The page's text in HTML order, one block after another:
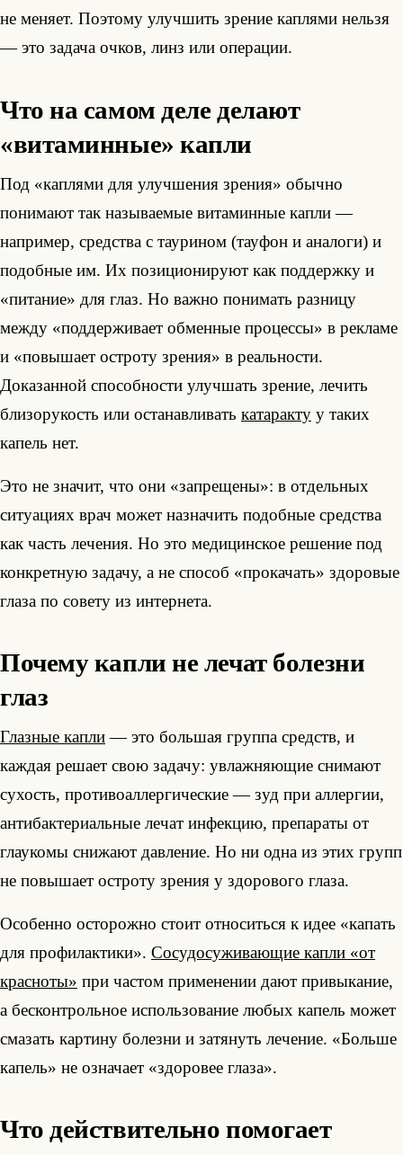
не меняет. Поэтому улучшить зрение каплями нельзя
— это задача очков, линз или операции.
Что на самом деле делают
«витаминные» капли
Под «каплями для улучшения зрения» обычно
понимают так называемые витаминные капли —
например, средства с таурином (тауфон и аналоги) и
подобные им. Их позиционируют как поддержку и
«питание» для глаз. Но важно понимать разницу
между «поддерживает обменные процессы» в рекламе
и «повышает остроту зрения» в реальности.
Доказанной способности улучшать зрение, лечить
близорукость или останавливать катаракту у таких
капель нет.
Это не значит, что они «запрещены»: в отдельных
ситуациях врач может назначить подобные средства
как часть лечения. Но это медицинское решение под
конкретную задачу, а не способ «прокачать» здоровые
глаза по совету из интернета.
Почему капли не лечат болезни
глаз
Глазные капли— это большая группа средств, и
каждая решает свою задачу: увлажняющие снимают
сухость, противоаллергические — зуд при аллергии,
антибактериальные лечат инфекцию, препараты от
глаукомы снижают давление. Но ни одна из этих групп
не повышает остроту зрения у здорового глаза.
Особенно осторожно стоит относиться к идее «капать
для профилактики». Сосудосуживающие капли «от
красноты» при частом применении дают привыкание,
а бесконтрольное использование любых капель может
смазать картину болезни и затянуть лечение. «Больше
капель» не означает «здоровее глаза».
Что действительно помогает